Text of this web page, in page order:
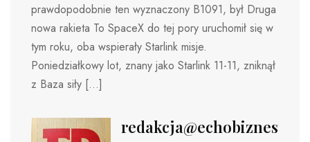
prawdopodobnie ten wyznaczony B1091, był Druga
nowa rakieta To SpaceX do tej pory uruchomił się w
tym roku, oba wspierały Starlink misje.
Poniedziałkowy lot, znany jako Starlink 11-11, zniknął
z Baza siły […]
redakcja@echobiznesu.pl